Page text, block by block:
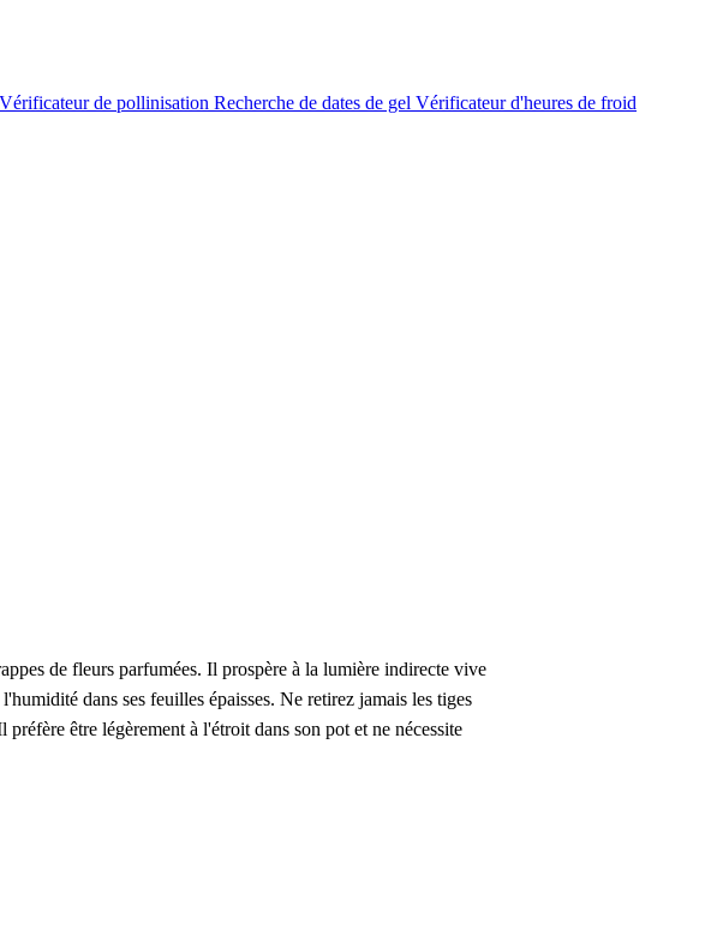
Vérificateur de pollinisation Recherche de dates de gel Vérificateur d'heures de froid
de fleurs parfumées. Il prospère à la lumière indirecte vive
dans ses feuilles épaisses. Ne retirez jamais les tiges
être légèrement à l'étroit dans son pot et ne nécessite